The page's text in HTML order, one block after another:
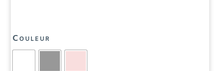
Couleur